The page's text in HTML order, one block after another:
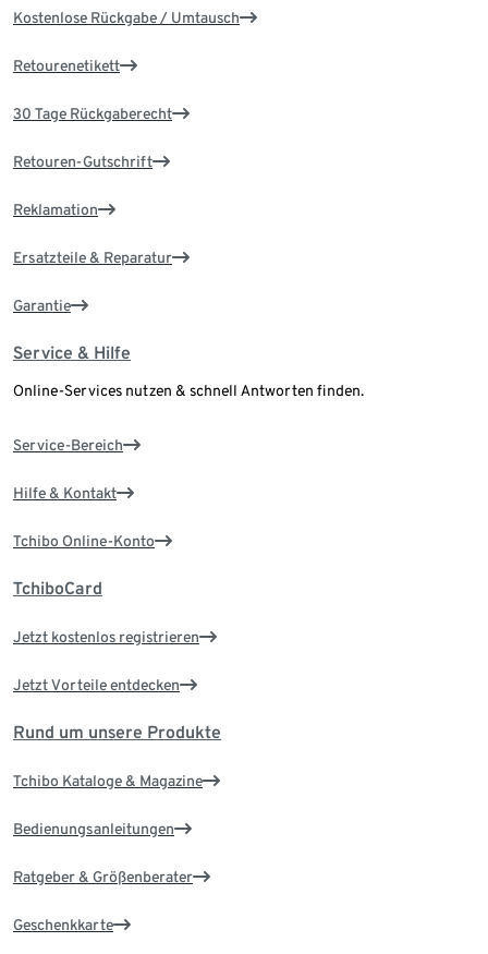
Kostenlose Rückgabe / Umtausch
Retourenetikett
30 Tage Rückgaberecht
Retouren-Gutschrift
Reklamation
Ersatzteile & Reparatur
Garantie
Service & Hilfe
Online-Services nutzen & schnell Antworten finden.
Service-Bereich
Hilfe & Kontakt
Tchibo Online-Konto
TchiboCard
Jetzt kostenlos registrieren
Jetzt Vorteile entdecken
Rund um unsere Produkte
Tchibo Kataloge & Magazine
Bedienungsanleitungen
Ratgeber & Größenberater
Geschenkkarte